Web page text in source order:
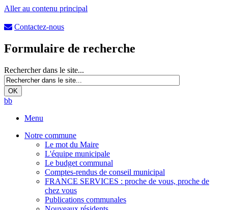
Aller au contenu principal
Contactez-nous
Formulaire de recherche
Rechercher dans le site...
bb
Menu
Notre commune
Le mot du Maire
L'équipe municipale
Le budget communal
Comptes-rendus de conseil municipal
FRANCE SERVICES : proche de vous, proche de
chez vous
Publications communales